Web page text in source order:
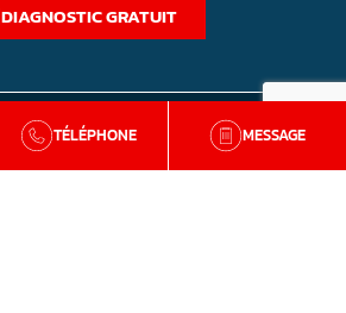
TÉLÉPHONE MESSAGE
DIAGNOSTIC GRATUIT